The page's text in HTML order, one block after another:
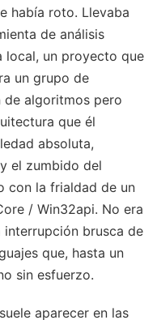
había roto. Llevaba
de análisis
local, un proyecto que
un grupo de
de algoritmos pero
que él
absoluta,
el zumbido del
con la frialdad de un
/ Win32api. No era
brusca de
que, hasta un
sin esfuerzo.
aparecer en las